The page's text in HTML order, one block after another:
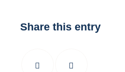
Share this entry